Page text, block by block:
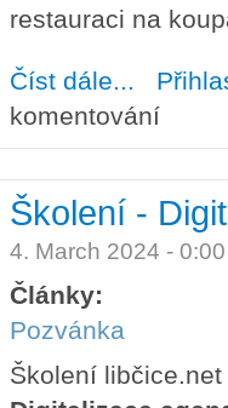
restauraci na
Číst dále... about
komentování
Školení -
4. March 2024 -
Články:
Pozvánka
Školení libčice.net